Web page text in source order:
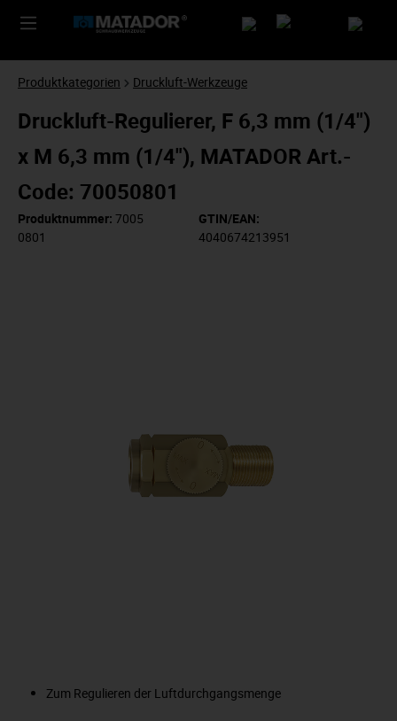
Produktkategorien Druckluft-Werkzeuge
Druckluft-Regulierer, F 6,3 mm (1/4")
x M 6,3 mm (1/4"), MATADOR Art.-
Code: 70050801
Produktnummer: 7005
0801
GTIN/EAN:
4040674213951
Zum Regulieren der Luftdurchgangsmenge